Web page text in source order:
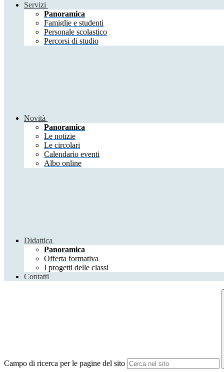
Servizi
Panoramica
Famiglie e studenti
Personale scolastico
Percorsi di studio
Novità
Panoramica
Le notizie
Le circolari
Calendario eventi
Albo online
Didattica
Panoramica
Offerta formativa
I progetti delle classi
Contatti
Campo di ricerca per le pagine del sito